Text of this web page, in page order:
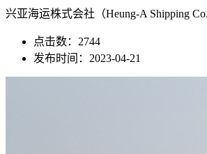
兴亚海运株式会社（Heung-A Shipping
点击数：2744
发布时间：2023-04-21